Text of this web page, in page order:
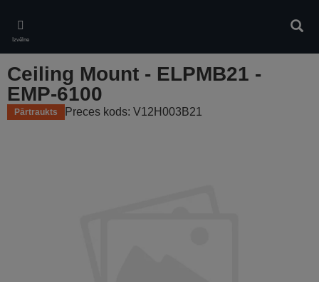
main
content
Izvēlne
Ceiling Mount - ELPMB21 -
EMP-6100
Pārtraukts Preces kods: V12H003B21